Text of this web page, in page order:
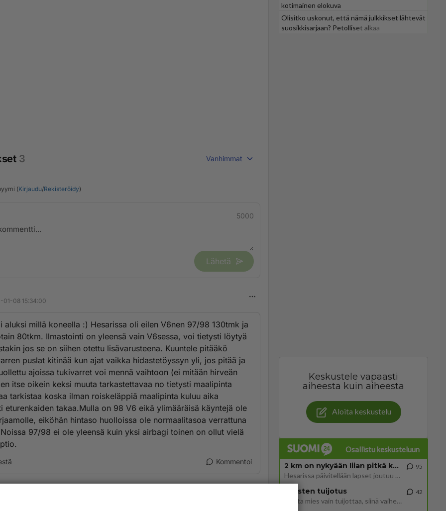
3 Vanhimmat
(Kirjaudu/Rekisteröidy)
5000
Lähetä
01-08 15:34:00
aluksi millä koneella :) Hesarissa oli eilen V6nen 97/98 130tmk ja
80tkm. Ilmastointi on yleensä vain V6sessa, voi tietysti löytyä
jos se on siihen otettu lisävarusteena. Kuuntele pitääkö
puslat kitinää kun ajat vaikka hidastetöyssyn yli, jos pitää ja
ajoissa tukivarret voi mennä vaihtoon (ei mitään hirveän
itse oikein keksi muuta tarkastettavaa no tietysti maalipinta
tarkistaa koska ilman roiskeläppiä maalipinta kuluu aika
eturenkaiden takaa.Mulla on 98 V6 eikä ylimääräisä käyntejä ole
eiköhän hintaso huolloissa ole normaalitasoa verrattuna
97/98 ei ole yleensä kuin yksi airbagi toinen on ollut vielä
Kommentoi
kotimainen elokuva
Olisitko uskonut, että nämä julkkikset lähtevät
suosikkisarjaan? Petolliset alkaa
Keskustele vapaasti
aiheesta kuin aiheesta
Aloita keskustelu
Osallistu keskusteluun
2 km on nykyään liian pitkä koulumatka
Hesarissa päivitellään lapset joutuu nyt kulkemaan 2 km kouluun jösses. Ruostefillarilla tuo matka menee vaikka miten äk
95
Miesten tuijotus
Mutta mies vain tuijottaa, siinä vaiheessa käännän itse pään pois. Mikä juttu? Yleensä jos joku tuijottaa tai katsoo, hä
42